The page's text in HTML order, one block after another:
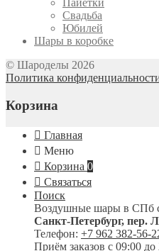
Пайетки
Свадьба
Юбилей
Шары в коробке
© Шароделы 2026
Политика
Корзина
Главная
Меню
Корзина 0
Связаться
Поиск
Воздушные шары в СПб с
Санкт-Петербург, пер.
Телефон: +7 962 382-56-
Приём заказов с 09:00 до